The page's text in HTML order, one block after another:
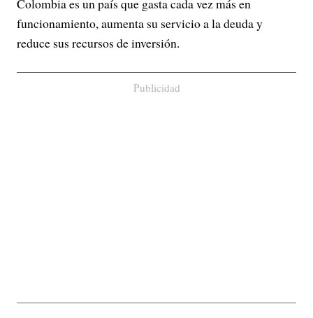
Colombia es un país que gasta cada vez más en
funcionamiento, aumenta su servicio a la deuda y
reduce sus recursos de inversión.
Publicidad